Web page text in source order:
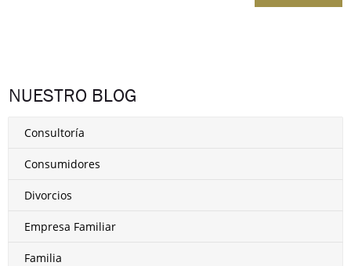
NUESTRO BLOG
Consultoría
Consumidores
Divorcios
Empresa Familiar
Familia